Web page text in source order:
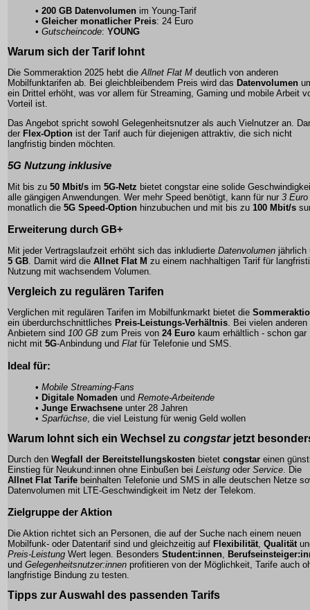
• 200 GB Datenvolumen im Young-Tarif
• Gleicher monatlicher Preis: 24 Euro
• Gutscheincode: YOUNG
Warum sich der Tarif lohnt
Die Sommeraktion 2025 hebt die Allnet Flat M deutlich von anderen
Mobilfunktarifen ab. Bei gleichbleibendem Preis wird das Datenvolumen
ein Drittel erhöht, was vor allem für Streaming, Gaming und mobile Arbeit
Vorteil ist.
Das Angebot spricht sowohl Gelegenheitsnutzer als auch Vielnutzer an.
der Flex-Option ist der Tarif auch für diejenigen attraktiv, die sich nicht
langfristig binden möchten.
5G Nutzung inklusive
Mit bis zu 50 Mbit/s im 5G-Netz bietet congstar eine solide
alle gängigen Anwendungen. Wer mehr Speed benötigt, kann für nur 3 Euro
monatlich die 5G Speed-Option hinzubuchen und mit bis zu 100 Mbit/s
Erweiterung durch GB+
Mit jeder Vertragslaufzeit erhöht sich das inkludierte Datenvolumen jährlich
5 GB. Damit wird die Allnet Flat M zu einem nachhaltigen Tarif für
Nutzung mit wachsendem Volumen.
Vergleich zu regulären Tarifen
Verglichen mit regulären Tarifen im Mobilfunkmarkt bietet die
ein überdurchschnittliches Preis-Leistungs-Verhältnis. Bei vielen anderen
Anbietern sind 100 GB zum Preis von 24 Euro kaum erhältlich - schon gar
nicht mit 5G-Anbindung und Flat für Telefonie und SMS.
Ideal für:
• Mobile Streaming-Fans
• Digitale Nomaden und Remote-Arbeitende
• Junge Erwachsene unter 28 Jahren
• Sparfüchse , die viel Leistung für wenig Geld wollen
Warum lohnt sich ein Wechsel zu congstarjetzt
Durch den Wegfall der Bereitstellungskosten bietet congstar einen
Einstieg für Neukund:innen ohne Einbußen bei Leistung oder Service . Die
Allnet Flat Tarife beinhalten Telefonie und SMS in alle deutschen Netze
Datenvolumen mit LTE-Geschwindigkeit im Netz der Telekom.
Zielgruppe der Aktion
Die Aktion richtet sich an Personen, die auf der Suche nach einem neuen
Mobilfunk- oder Datentarif sind und gleichzeitig auf Flexibilität, Qualität
Preis-Leistung Wert legen. Besonders Student:innen,
und Gelegenheitsnutzer:innen profitieren von der Möglichkeit, Tarife auch
langfristige Bindung zu testen.
Tipps zur Auswahl des passenden Tarifs